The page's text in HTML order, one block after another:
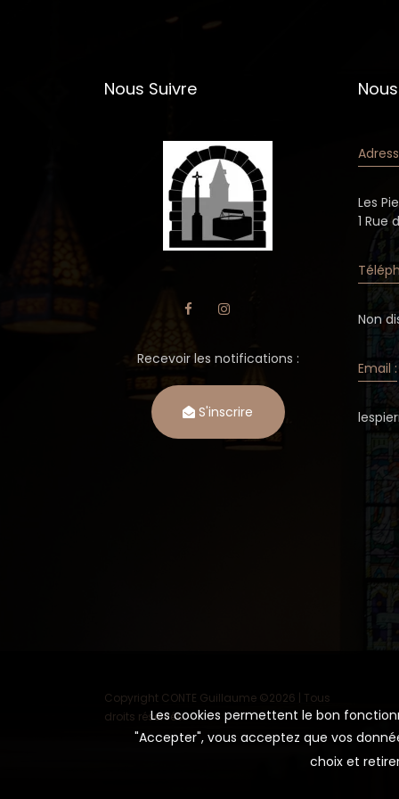
Nous Suivre
Recevoir les notifications :
S'inscrire
Copyright CONTE Guillaume ©2026 | Tous
droits réservés.
Les
1 Rue
Non
Email :
Les cookies permettent le bon
"Accepter", vous acceptez que vos
choix et